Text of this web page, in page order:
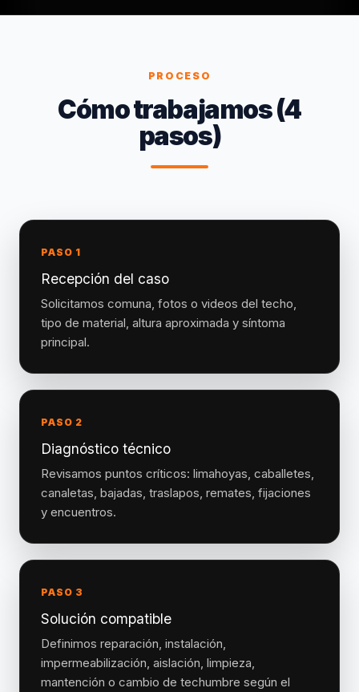
PROCESO
Cómo trabajamos (4
pasos)
PASO 1
Recepción del caso
Solicitamos comuna, fotos o videos del techo,
tipo de material, altura aproximada y síntoma
principal.
PASO 2
Diagnóstico técnico
Revisamos puntos críticos: limahoyas, caballetes,
canaletas, bajadas, traslapos, remates, fijaciones
y encuentros.
PASO 3
Solución compatible
Definimos reparación, instalación,
impermeabilización, aislación, limpieza,
mantención o cambio de techumbre según el